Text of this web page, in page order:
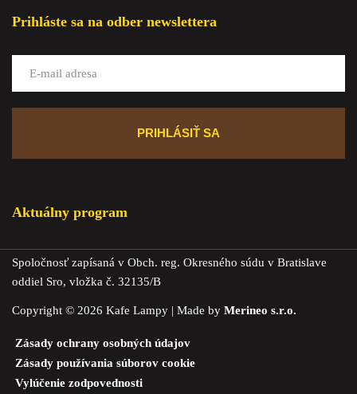
Prihláste sa na odber newslettera
Aktuálny program
Spoločnosť zapísaná v Obch. reg. Okresného súdu v Bratislave
oddiel Sro, vložka č. 32135/B
Copyright © 2026 Kafe Lampy | Made by Merineo s.r.o.
Zásady ochrany osobných údajov
Zásady používania súborov cookie
Vylúčenie zodpovednosti